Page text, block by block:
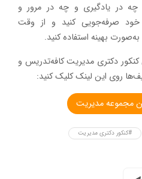
در یادگیری و چه در مرور و
صرفه‌جویی کنید و از وقت
بهینه استفاده کنید.
کنکور دکتری مدیریت کافه‌تدریس و
روی این لینک کلیک کنید:
مجموعه مدیریت
#کنکور دکتری مدیریت